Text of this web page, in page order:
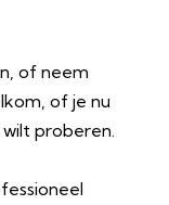
of neem
of je nu
proberen.